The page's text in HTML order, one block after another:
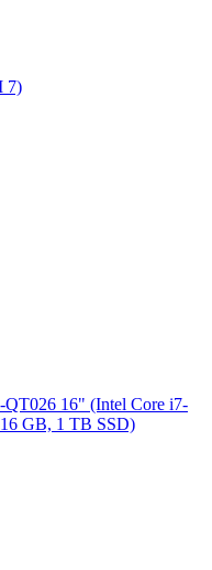
7)
16" (Intel Core i7-
GB, 1 TB SSD)